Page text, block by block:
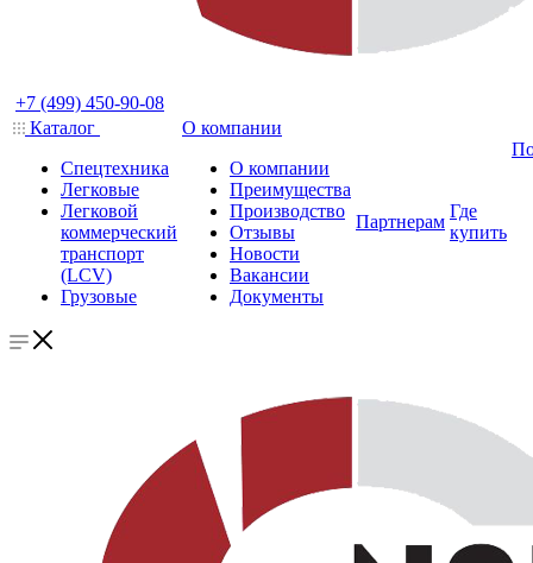
+7 (499) 450-90-08
Каталог
Спецтехника
Легковые
Легковой
коммерческий
транспорт
(LCV)
Грузовые
О компании
О компании
Преимущества
Производство
Отзывы
Новости
Вакансии
Документы
Партнерам
Где
купить